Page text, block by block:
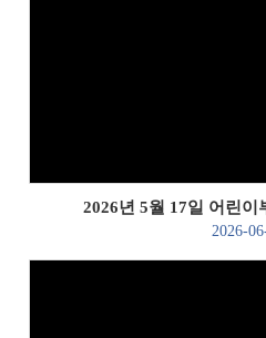
2026년 5월 17일 어린
2026-